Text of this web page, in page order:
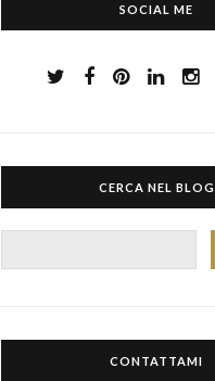
SOCIAL ME
CERCA NEL BLOG
CONTATTAMI